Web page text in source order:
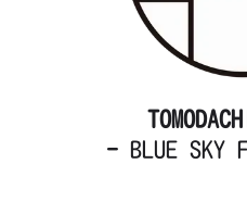
- BLUE SKY